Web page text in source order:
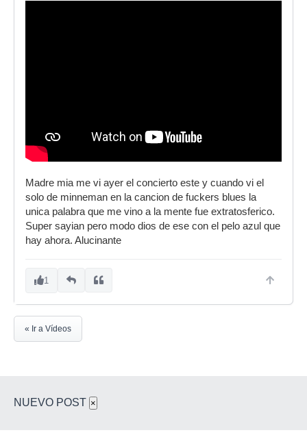
Madre mia me vi ayer el concierto este y cuando vi el
solo de minneman en la cancion de fuckers blues la
unica palabra que me vino a la mente fue extratosferico.
Super sayian pero modo dios de ese con el pelo azul que
hay ahora. Alucinante
1
« Ir a Vídeos
NUEVO POST ×